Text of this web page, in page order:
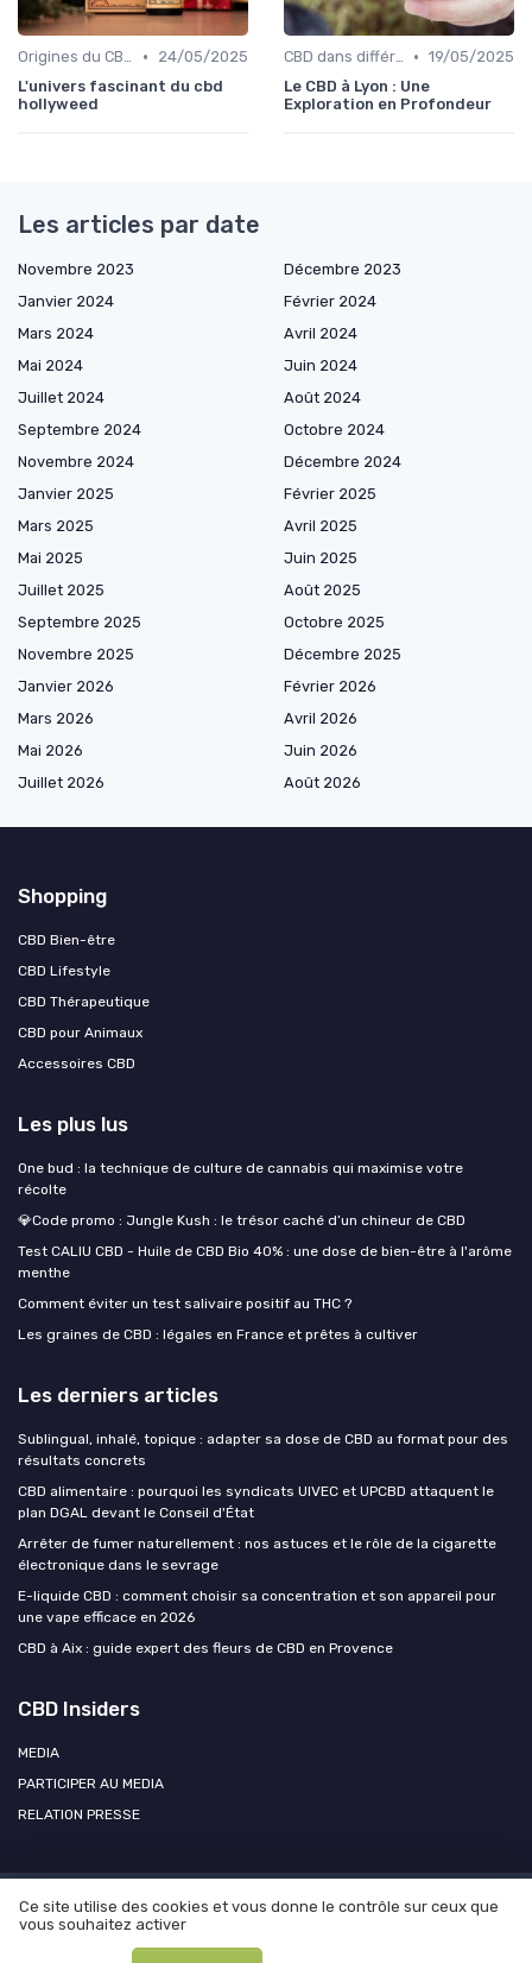
Origines du CBD •
24/05/2025
L'univers fascinant du cbd
hollyweed
CBD dans différentes cultures • 19/05/2025
Le CBD à Lyon : Une
Exploration en Profondeur
Les articles par date
Novembre 2023
Décembre 2023
Janvier 2024
Février 2024
Mars 2024
Avril 2024
Mai 2024
Juin 2024
Juillet 2024
Août 2024
Septembre 2024
Octobre 2024
Novembre 2024
Décembre 2024
Janvier 2025
Février 2025
Mars 2025
Avril 2025
Mai 2025
Juin 2025
Juillet 2025
Août 2025
Septembre 2025
Octobre 2025
Novembre 2025
Décembre 2025
Janvier 2026
Février 2026
Mars 2026
Avril 2026
Mai 2026
Juin 2026
Juillet 2026
Août 2026
Shopping
CBD Bien-être
CBD Lifestyle
CBD Thérapeutique
CBD pour Animaux
Accessoires CBD
Les plus lus
One bud : la technique de culture de cannabis qui maximise votre
récolte
💎Code promo : Jungle Kush : le trésor caché d’un chineur de CBD
Test CALIU CBD - Huile de CBD Bio 40% : une dose de bien-être à l'arôme
menthe
Comment éviter un test salivaire positif au THC ?
Les graines de CBD : légales en France et prêtes à cultiver
Les derniers articles
Sublingual, inhalé, topique : adapter sa dose de CBD au format pour des
résultats concrets
CBD alimentaire : pourquoi les syndicats UIVEC et UPCBD attaquent le
plan DGAL devant le Conseil d'État
Arrêter de fumer naturellement : nos astuces et le rôle de la cigarette
électronique dans le sevrage
E-liquide CBD : comment choisir sa concentration et son appareil pour
une vape efficace en 2026
CBD à Aix : guide expert des fleurs de CBD en Provence
CBD Insiders
MEDIA
PARTICIPER AU MEDIA
RELATION PRESSE
Mentions légales Politique de confidentialité
Participer au
média ?
Ce site utilise des cookies et vous donne le contrôle sur ceux que
vous souhaitez activer